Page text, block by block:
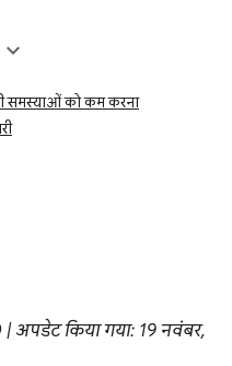
समस्याओं को कम करना
अपडेट किया गया: 19 नवंबर,